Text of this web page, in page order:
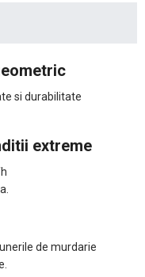
si durabilitate
extreme
de murdarie